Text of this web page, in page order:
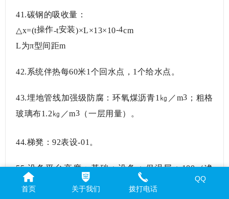
41.碳钢的吸收量：
△x=(t操作-t安装)×L×13×10-4cm
L为π型间距m
42.系统伴热每60米1个回水点，1个给水点。
43.埋地管线加强级防腐：环氧煤沥青1㎏／m3 ；粗格
玻璃布1.2㎏／m3 （一层用量）。
44.梯凳：92表设-01。
55.设备平台高度：基础＋设备＋保温层＋100（净
距）。
首页 关于我们 拨打电话
QQ